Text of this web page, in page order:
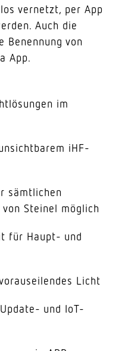
vernetzt, per App
Auch die
Benennung von
App.
im
iHF-
sämtlichen
Steinel möglich
für Haupt- und
Licht
und IoT-